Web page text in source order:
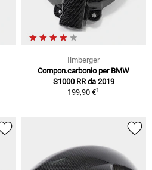
Ilmberger
Compon.carbonio per BMW
S1000 RR da 2019
199,90 €1